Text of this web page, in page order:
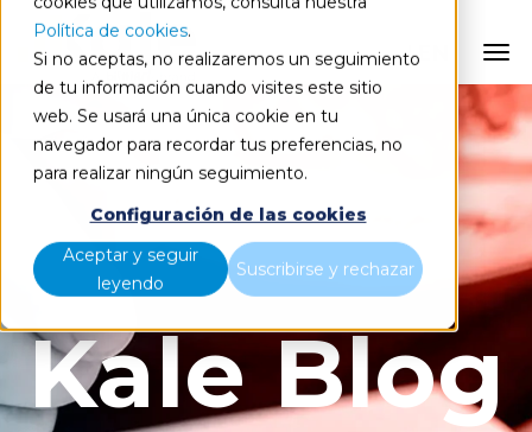
Política de cookies.
Si no aceptas, no realizaremos un seguimiento
de tu información cuando visites este sitio
web. Se usará una única cookie en tu
navegador para recordar tus preferencias, no
para realizar ningún seguimiento.
Configuración de las cookies
Aceptar y seguir
leyendo
Suscribirse y rechazar
EN
Kale Blog